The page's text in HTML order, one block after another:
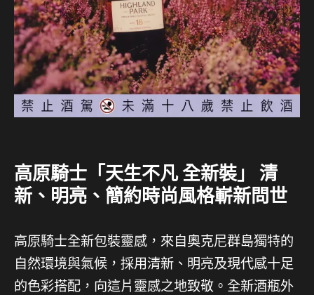
高原騎士「天生不凡 全新裝」 清
新、明亮、簡約時尚風格嶄新問世
高原騎士全新包裝靈感，來自奧克尼群島獨特的
自然環境與氣候，採用清新、明亮及現代感十足
的色彩搭配，向這片靈感之地致敬。全新酒瓶外